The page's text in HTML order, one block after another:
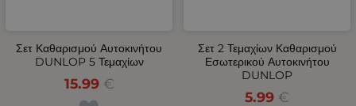
Σετ Καθαρισμού Αυτοκινήτου
DUNLOP 5 Τεμαχίων
15.99 €
Σετ 2 Τεμαχίων Καθαρισμού
Εσωτερικού Αυτοκινήτου
DUNLOP
5.99 €